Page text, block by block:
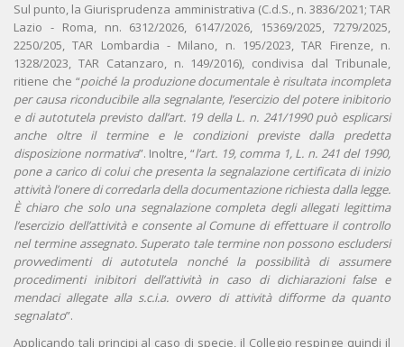
Sul punto, la Giurisprudenza amministrativa (C.d.S., n. 3836/2021; TAR
Lazio - Roma, nn. 6312/2026, 6147/2026, 15369/2025, 7279/2025,
2250/205, TAR Lombardia - Milano, n. 195/2023, TAR Firenze, n.
1328/2023, TAR Catanzaro, n. 149/2016), condivisa dal Tribunale,
ritiene che “poiché la produzione documentale è risultata incompleta
per causa riconducibile alla segnalante, l’esercizio del potere inibitorio
e di autotutela previsto dall’art. 19 della L. n. 241/1990 può esplicarsi
anche oltre il termine e le condizioni previste dalla predetta
disposizione normativa”. Inoltre, “l’art. 19, comma 1, L. n. 241 del 1990,
pone a carico di colui che presenta la segnalazione certificata di inizio
attività l’onere di corredarla della documentazione richiesta dalla legge.
È chiaro che solo una segnalazione completa degli allegati legittima
l’esercizio dell’attività e consente al Comune di effettuare il controllo
nel termine assegnato. Superato tale termine non possono escludersi
provvedimenti di autotutela nonché la possibilità di assumere
procedimenti inibitori dell’attività in caso di dichiarazioni false e
mendaci allegate alla s.c.i.a. ovvero di attività difforme da quanto
segnalato”.
Applicando tali principi al caso di specie, il Collegio respinge quindi il